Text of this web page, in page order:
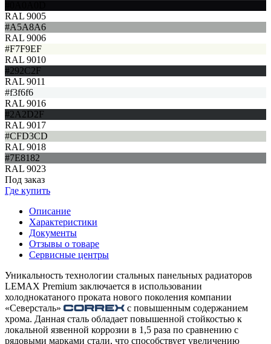
RAL 9005
#A5A8A6
RAL 9006
#F7F9EF
RAL 9010
#292C2F
RAL 9011
#f3f6f6
RAL 9016
#2A2D2F
RAL 9017
#CFD3CD
RAL 9018
#7E8182
RAL 9023
Под заказ
Где купить
Описание
Характеристики
Документы
Отзывы о товаре
Сервисные центры
Уникальность технологии стальных панельных радиаторов
LEMAX Premium заключается в использовании
холоднокатаного проката нового поколения компании
«Северсталь»
с повышенным содержанием
хрома. Данная сталь обладает повышенной стойкостью к
локальной язвенной коррозии в 1,5 раза по сравнению с
рядовыми марками стали, что способствует увеличению